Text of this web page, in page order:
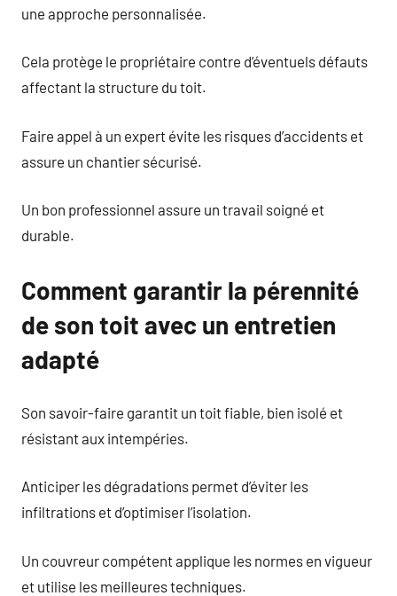
une approche personnalisée.
Cela protège le propriétaire contre d’éventuels défauts
affectant la structure du toit.
Faire appel à un expert évite les risques d’accidents et
assure un chantier sécurisé.
Un bon professionnel assure un travail soigné et
durable.
Comment garantir la pérennité
de son toit avec un entretien
adapté
Son savoir-faire garantit un toit fiable, bien isolé et
résistant aux intempéries.
Anticiper les dégradations permet d’éviter les
infiltrations et d’optimiser l’isolation.
Un couvreur compétent applique les normes en vigueur
et utilise les meilleures techniques.